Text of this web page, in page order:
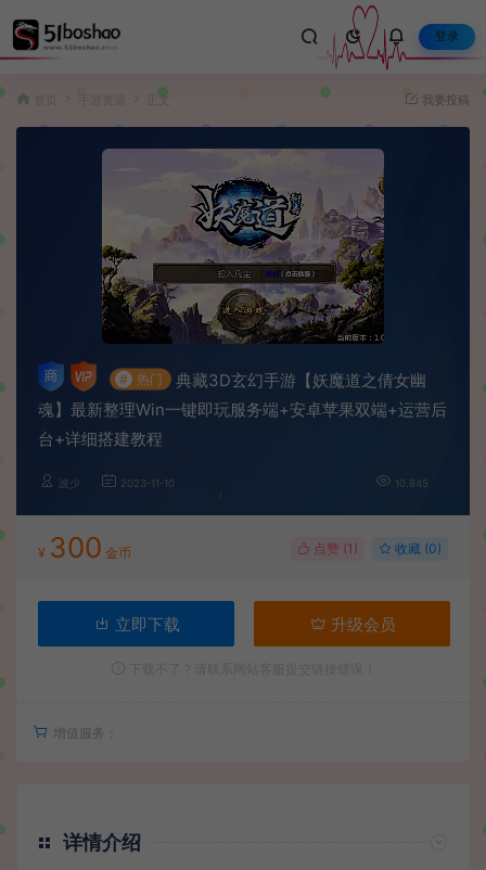
登录
手游资源 正文 我要投稿
# 热门
典藏3D玄幻手游【妖魔道之倩女幽
魂】最新整理Win一键即玩服务端+安卓苹果双端+运营后
台+详细搭建教程
波少 2023-11-10 10,845
¥ 300 金币 点赞 (1 ) 收藏 (0)
立即下载 升级会员
增值服务：
详情介绍